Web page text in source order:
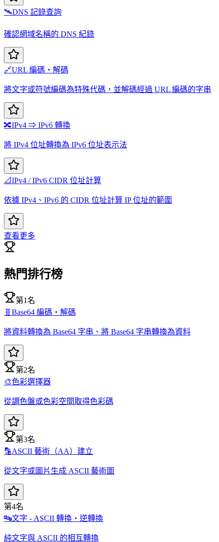
🛰️DNS 記錄查詢
確認網域名稱的 DNS 紀錄
🔗URL 編碼・解碼
將文字或符號編碼為特殊代碼，並解碼經過 URL 編碼的字串
🔀IPv4 ⇒ IPv6 轉換
將 IPv4 位址轉換為 IPv6 位址表示法
📐IPv4 / IPv6 CIDR 位址計算
依據 IPv4、IPv6 的 CIDR 位址計算 IP 位址的範圍
查看更多
熱門排行榜
第1名
🧬 Base64 編碼・解碼
將資料轉換為 Base64 字串、將 Base64 字串轉換為資料
第2名
🎨色彩選擇器
從調色盤或色彩空間取得色彩碼
第3名
🔡ASCII 藝術（AA）建立
從文字或圖片生成 ASCII 藝術圖
第4名
🔤文字 - ASCII 轉換・逆轉換
純文字與 ASCII 的相互轉換